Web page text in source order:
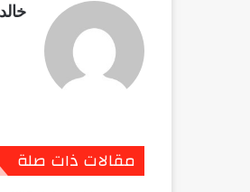
مقالات ذات صلة